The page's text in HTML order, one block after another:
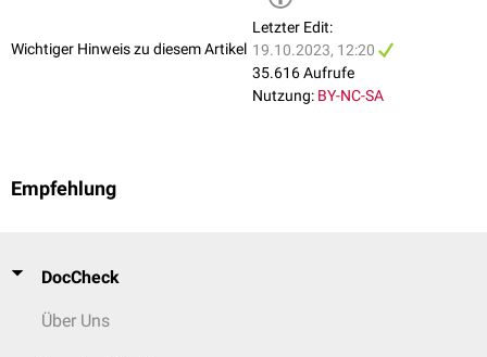
Wichtiger Hinweis zu diesem Artikel
Letzter Edit:
19.10.2023, 12:20
35.616 Aufrufe
Nutzung: BY-NC-SA
Empfehlung
DocCheck
Über Uns